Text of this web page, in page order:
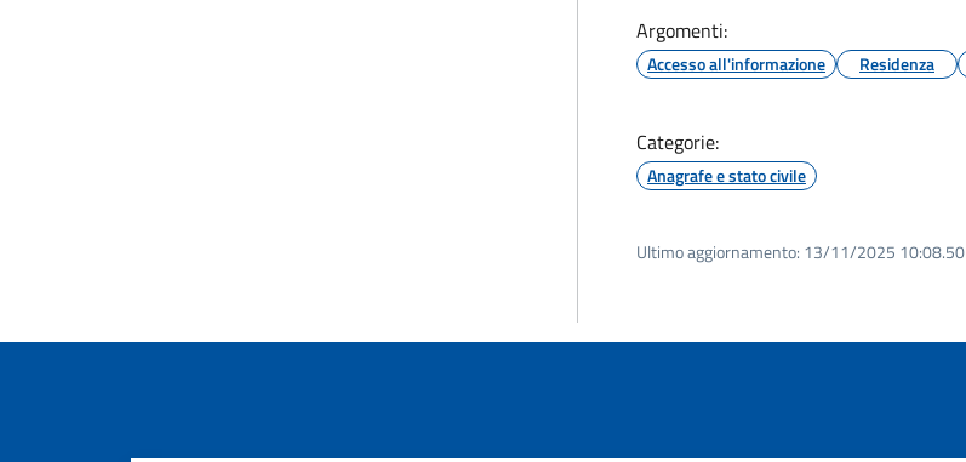
Argomenti:
Accesso all'informazione Residenza
Categorie:
Anagrafe e stato civile
Ultimo aggiornamento: 13/11/2025 10:08.50